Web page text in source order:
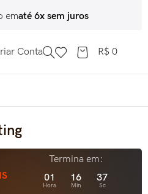
6x sem juros
Conta R$ 0
Termina em:
01
Hora
16
Min
35
Sc